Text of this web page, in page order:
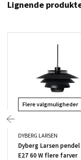
Lignende
Flere valgmuligheder
DYBERG LARSEN
Dyberg Larsen pendel
E27 60 W flere farver